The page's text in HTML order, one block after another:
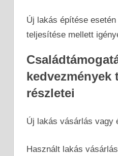
Új lakás építése
teljesítése mellett
kedvezmények
részletei
Új lakás vásárlás vagy
Használt lakás